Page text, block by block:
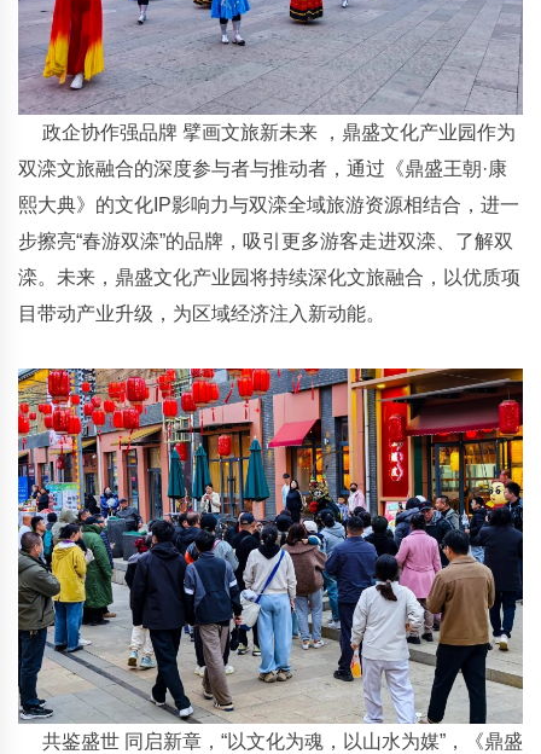
政企协作强品牌 擘画文旅新未来 ，鼎盛文化产业园作为
双滦文旅融合的深度参与者与推动者，通过《鼎盛王朝·康
熙大典》的文化IP影响力与双滦全域旅游资源相结合，进一
步擦亮“春游双滦”的品牌，吸引更多游客走进双滦、了解双
滦。未来，鼎盛文化产业园将持续深化文旅融合，以优质项
目带动产业升级，为区域经济注入新动能。
共鉴盛世 同启新章，“以文化为魂，以山水为媒”，《鼎盛